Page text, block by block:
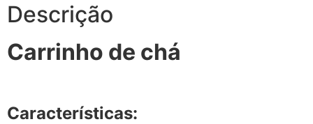
Descrição
Carrinho de chá
Características: